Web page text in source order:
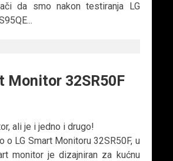
da smo nakon testiranja LG
Monitor 32SR50F
ali je i jedno i drugo!
o LG Smart Monitoru 32SR50F, u
monitor je dizajniran za kućnu